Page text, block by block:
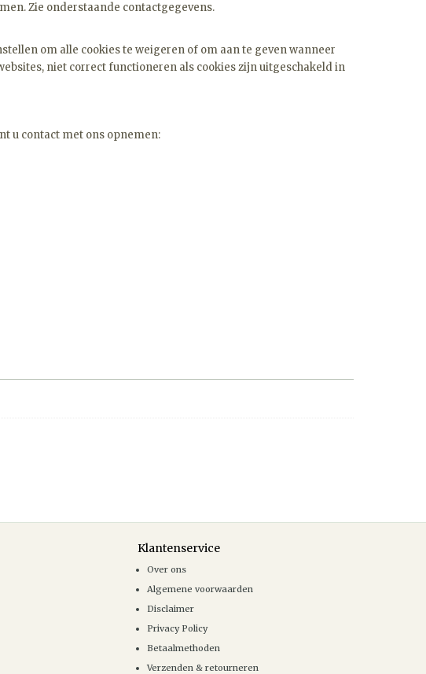
Zie onderstaande contactgegevens.
om alle cookies te weigeren of om aan te geven wanneer
niet correct functioneren als cookies zijn uitgeschakeld in
u contact met ons opnemen:
Klantenservice
Over ons
Algemene voorwaarden
Disclaimer
Privacy Policy
Betaalmethoden
Verzenden & retourneren